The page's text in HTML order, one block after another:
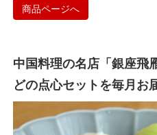
商品ページへ
中国料理の名店「銀座飛
どの点心セットを毎月お